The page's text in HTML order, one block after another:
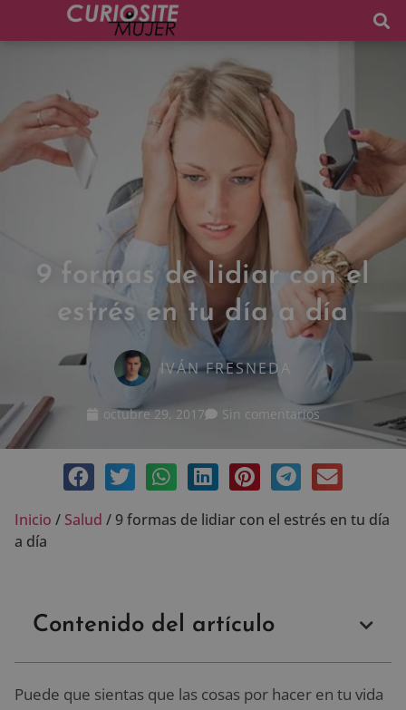
9 formas de lidiar con el
estrés en tu día a día
IVÁN FRESNEDA
octubre 29, 2017 Sin comentarios
Inicio / Salud /9 formas de lidiar con el estrés en tu día
a día
Contenido del artículo
Puede que sientas que las cosas por hacer en tu vida